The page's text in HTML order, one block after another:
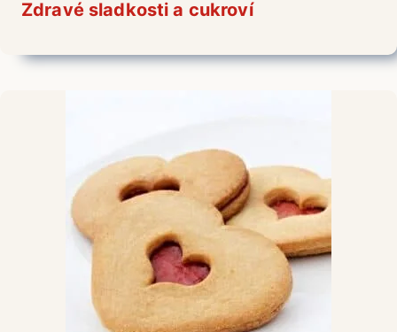
Zdravé sladkosti a cukroví